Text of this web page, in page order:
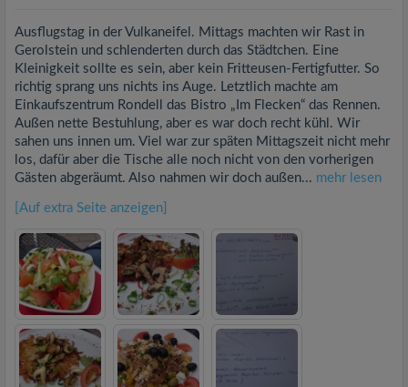
Ausflugstag in der Vulkaneifel. Mittags machten wir Rast in
Gerolstein und schlenderten durch das Städtchen. Eine
Kleinigkeit sollte es sein, aber kein Fritteusen-Fertigfutter. So
richtig sprang uns nichts ins Auge. Letztlich machte am
Einkaufszentrum Rondell das Bistro „Im Flecken“ das Rennen.
Außen nette Bestuhlung, aber es war doch recht kühl. Wir
sahen uns innen um. Viel war zur späten Mittagszeit nicht mehr
los, dafür aber die Tische alle noch nicht von den vorherigen
Gästen abgeräumt. Also nahmen wir doch außen... mehr lesen
[Auf extra Seite anzeigen]